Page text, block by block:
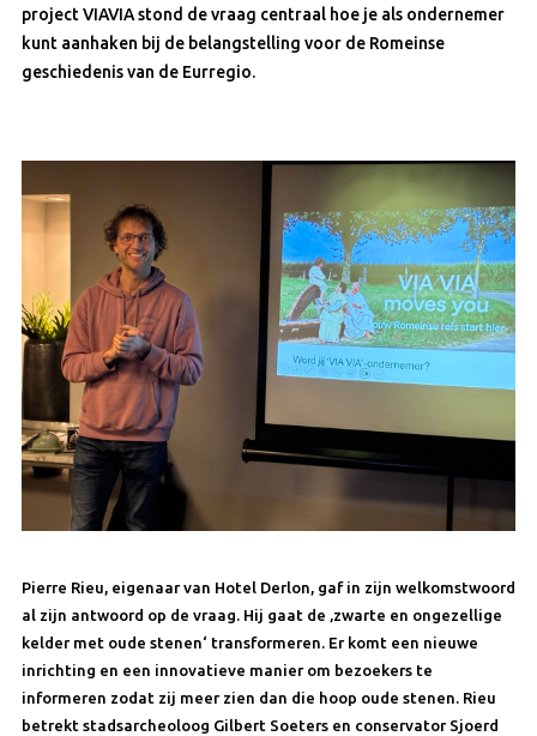
project VIAVIA stond de vraag centraal hoe je als ondernemer
kunt aanhaken bij de belangstelling voor de Romeinse
geschiedenis van de Eurregio.
Pierre Rieu, eigenaar van Hotel Derlon, gaf in zijn welkomstwoord
al zijn antwoord op de vraag. Hij gaat de ‚zwarte en ongezellige
kelder met oude stenen‘ transformeren. Er komt een nieuwe
inrichting en een innovatieve manier om bezoekers te
informeren zodat zij meer zien dan die hoop oude stenen. Rieu
betrekt stadsarcheoloog Gilbert Soeters en conservator Sjoerd